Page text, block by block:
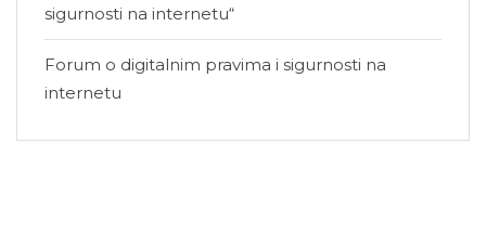
sigurnosti na internetu“
Forum o digitalnim pravima i sigurnosti na
internetu